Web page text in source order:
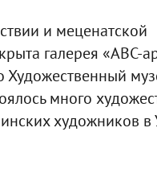
и меценатской
галерея «АВС-
Художественный
много
художников в